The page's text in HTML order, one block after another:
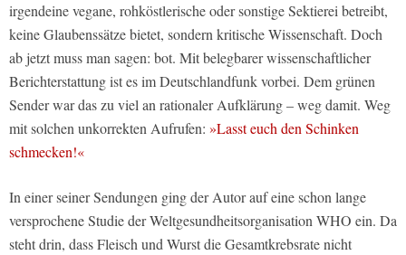
irgendeine vegane, rohköstlerische oder sonstige Sektierei betreibt,
keine Glaubenssätze bietet, sondern kritische Wissenschaft. Doch
ab jetzt muss man sagen: bot. Mit belegbarer wissenschaftlicher
Berichterstattung ist es im Deutschlandfunk vorbei. Dem grünen
Sender war das zu viel an rationaler Aufklärung – weg damit. Weg
mit solchen unkorrekten Aufrufen: »Lasst euch den Schinken
schmecken!«
In einer seiner Sendungen ging der Autor auf eine schon lange
versprochene Studie der Weltgesundheitsorganisation WHO ein. Da
steht drin, dass Fleisch und Wurst die Gesamtkrebsrate nicht